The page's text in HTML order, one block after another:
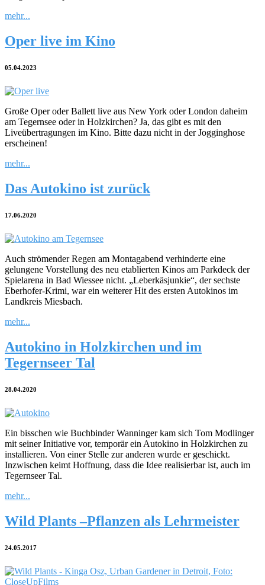
mehr...
Oper live im Kino
05.04.2023
Große Oper oder Ballett live aus New York oder London daheim
am Tegernsee oder in Holzkirchen? Ja, das gibt es mit den
Liveübertragungen im Kino. Bitte dazu nicht in der Jogginghose
erscheinen!
mehr...
Das Autokino ist zurück
17.06.2020
Auch strömender Regen am Montagabend verhinderte eine
gelungene Vorstellung des neu etablierten Kinos am Parkdeck der
Spielarena in Bad Wiessee nicht. „Leberkäsjunkie“, der sechste
Eberhofer-Krimi, war ein weiterer Hit des ersten Autokinos im
Landkreis Miesbach.
mehr...
Autokino in Holzkirchen und im
Tegernseer Tal
28.04.2020
Ein bisschen wie Buchbinder Wanninger kam sich Tom Modlinger
mit seiner Initiative vor, temporär ein Autokino in Holzkirchen zu
installieren. Von einer Stelle zur anderen wurde er geschickt.
Inzwischen keimt Hoffnung, dass die Idee realisierbar ist, auch im
Tegernseer Tal.
mehr...
Wild Plants –Pflanzen als Lehrmeister
24.05.2017